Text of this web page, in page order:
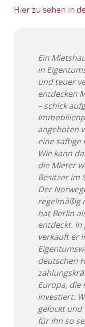
Hier zu sehen in
Ein
in
und teuer
entdecken
– schick
angeboten
eine saftige
Wie kann
die Mieter
Besitzer im
Der
regelmäßig
hat Berlin
entdeckt. In
verkauft er
deutschen
Europa, die
investiert.
gelockt und
für ihn so